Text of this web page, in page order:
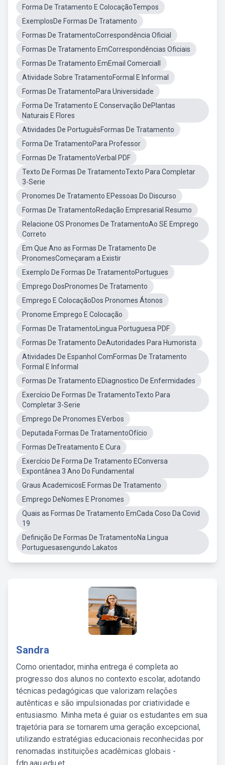
Forma De Tratamento E ColocaçãoTempos
ExemplosDe Formas De Tratamento
Formas De TratamentoCorrespondência Oficial
Formas De Tratamento EmCorrespondências Oficiais
Formas De Tratamento EmEmail Comerciall
Atividade Sobre TratamentoFormal E Informal
Formas De TratamentoPara Universidade
Forma De Tratamento E Conservação DePlantas
Naturais E Flores
Atividades De PortuguêsFormas De Tratamento
Forma De TratamentoPara Professor
Formas De TratamentoVerbal PDF
Texto De Formas De TratamentoTexto Para Completar
3-Serie
Pronomes De Tratamento EPessoas Do Discurso
Formas De TratamentoRedação Empresarial Resumo
Relacione OS Pronomes De TratamentoAo SE Emprego
Correto
Em Que Ano as Formas De Tratamento De
PronomesComeçaram a Existir
Exemplo De Formas De TratamentoPortugues
Emprego DosPronomes De Tratamento
Emprego E ColocaçãoDos Pronomes Átonos
Pronome Emprego E Colocação
Formas De TratamentoLingua Portuguesa PDF
Formas De Tratamento DeAutoridades Para Humorista
Atividades De Espanhol ComFormas De Tratamento
Formal E Informal
Formas De Tratamento EDiagnostico De Enfermidades
Exercício De Formas De TratamentoTexto Para
Completar 3-Serie
Emprego De Pronomes EVerbos
Deputada Formas De TratamentoOfício
Formas DeTreatamento E Cura
Exercício De Forma De Tratamento EConversa
Expontânea 3 Ano Do Fundamental
Graus AcademicosE Formas De Tratamento
Emprego DeNomes E Pronomes
Quais as Formas De Tratamento EmCada Coso Da Covid
19
Definição De Formas De TratamentoNa Lingua
Portuguesasengundo Lakatos
Sandra
Como orientador, minha entrega é completa ao
progresso dos alunos no contexto escolar, adotando
técnicas pedagógicas que valorizam relações
autênticas e são impulsionadas por criatividade e
entusiasmo. Minha meta é guiar os estudantes em sua
trajetória para se tornarem uma geração excepcional,
utilizando estratégias educacionais reconhecidas por
renomadas instituições acadêmicas globais -